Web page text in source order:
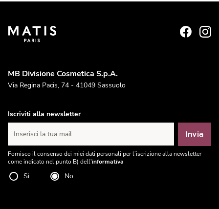
MB Divisione Cosmetica S.p.A.
Via Regina Pacis, 74 - 41049 Sassuolo
Iscriviti alla newsletter
Inserisci la tua mail Invia
Fornisco il consenso dei miei dati personali per l’iscrizione alla newsletter
come indicato nel punto B) dell'informativa
Sì No